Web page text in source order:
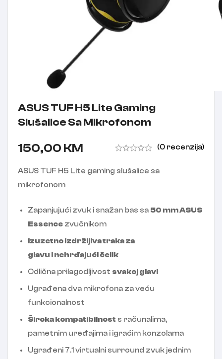
ASUS TUF H5 Lite Gaming
Slušalice Sa Mikrofonom
150,00 KM (0 recenzija)
ASUS TUF H5 Lite gaming slušalice sa
mikrofonom
Zapanjujući zvuk i snažan bas sa 50 mm ASUS
Essence zvučnikom
Izuzetno izdržljiva traka za
glavu i nehrđajući čelik
Odlična prilagodljivost svakoj glavi
Ugrađena dva mikrofona za veću
funkcionalnost
Široka kompatibilnost s računalima,
pametnim uređajima i igraćim konzolama
Ugrađeni 7.1 virtualni surround zvuk jednim